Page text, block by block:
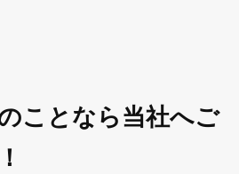
ことなら当社へご